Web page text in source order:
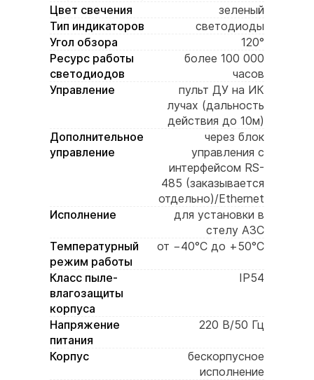
Цвет свечения
зеленый
Тип индикаторов
светодиоды
Угол обзора
120°
Ресурс работы
светодиодов
более 100 000
часов
Управление
пульт ДУ на ИК
лучах (дальность
действия до 10м)
Дополнительное
управление
через блок
управления с
интерфейсом RS-
485 (заказывается
отдельно)/Ethernet
Исполнение
для установки в
стелу АЗС
Температурный
режим работы
от −40°C до +50°C
Класс пыле-
влагозащиты
корпуса
IP54
Напряжение
питания
220 В/50 Гц
Корпус
бескорпусное
исполнение